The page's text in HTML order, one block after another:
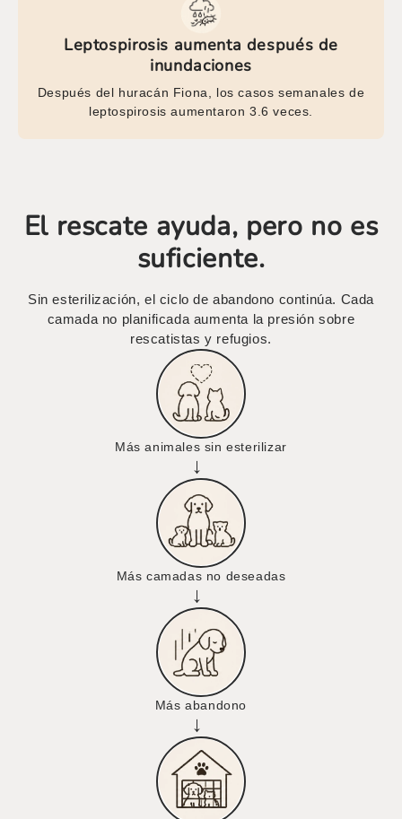
Leptospirosis aumenta después de
inundaciones
Después del huracán Fiona, los casos semanales de
leptospirosis aumentaron 3.6 veces.
El rescate ayuda, pero no es
suficiente.
Sin esterilización, el ciclo de abandono continúa. Cada
camada no planificada aumenta la presión sobre
rescatistas y refugios.
Más animales sin esterilizar
→
Más camadas no deseadas
→
Más abandono
→